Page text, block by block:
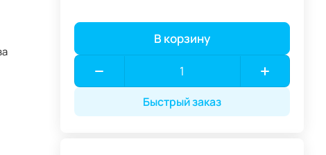
В корзину
Быстрый заказ